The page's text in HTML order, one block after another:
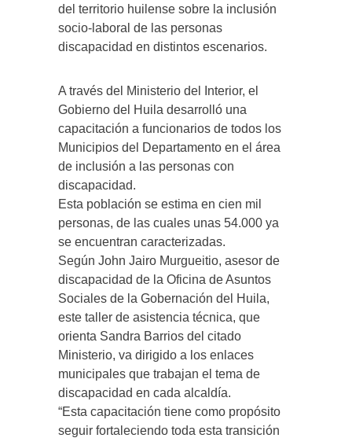
del territorio huilense sobre la inclusión
socio-laboral de las personas
discapacidad en distintos escenarios.
A través del Ministerio del Interior, el
Gobierno del Huila desarrolló una
capacitación a funcionarios de todos los
Municipios del Departamento en el área
de inclusión a las personas con
discapacidad.
Esta población se estima en cien mil
personas, de las cuales unas 54.000 ya
se encuentran caracterizadas.
Según John Jairo Murgueitio, asesor de
discapacidad de la Oficina de Asuntos
Sociales de la Gobernación del Huila,
este taller de asistencia técnica, que
orienta Sandra Barrios del citado
Ministerio, va dirigido a los enlaces
municipales que trabajan el tema de
discapacidad en cada alcaldía.
“Esta capacitación tiene como propósito
seguir fortaleciendo toda esta transición